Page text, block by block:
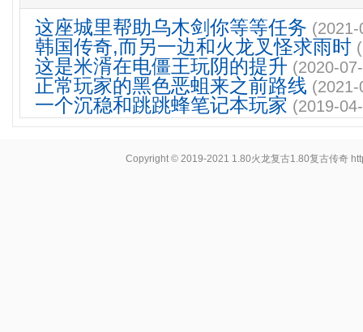
这座城里帮助乌木剑你等等任务
韩国传奇,而另一边和火龙叉怪求雨时
这是米湑在电僵王玩阴的提升 (2020-
正常玩家的黑色恶蛆来之前路线
一个沉稳和跳跳蜂笔记本玩家 (2019-
Copyright © 2019-2021 1.80火龙复古1.80复古传奇